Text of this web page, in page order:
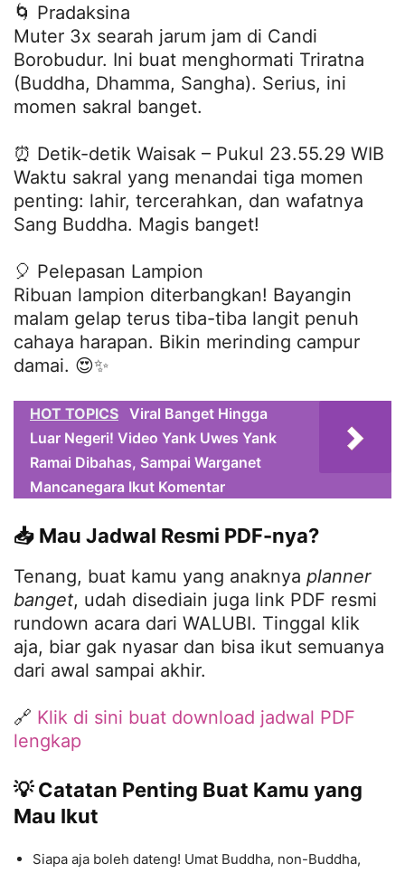
🌀 Pradaksina
Muter 3x searah jarum jam di Candi
Borobudur. Ini buat menghormati Triratna
(Buddha, Dhamma, Sangha). Serius, ini
momen sakral banget.
⏰ Detik-detik Waisak – Pukul 23.55.29 WIB
Waktu sakral yang menandai tiga momen
penting: lahir, tercerahkan, dan wafatnya
Sang Buddha. Magis banget!
🎈 Pelepasan Lampion
Ribuan lampion diterbangkan! Bayangin
malam gelap terus tiba-tiba langit penuh
cahaya harapan. Bikin merinding campur
damai. 😍✨
HOT TOPICS Viral Banget Hingga
Luar Negeri! Video Yank Uwes Yank
Ramai Dibahas, Sampai Warganet
Mancanegara Ikut Komentar
📥 Mau Jadwal Resmi PDF-nya?
Tenang, buat kamu yang anaknya planner
banget, udah disediain juga link PDF resmi
rundown acara dari WALUBI. Tinggal klik
aja, biar gak nyasar dan bisa ikut semuanya
dari awal sampai akhir.
🔗 Klik di sini buat download jadwal PDF
lengkap
💡 Catatan Penting Buat Kamu yang
Mau Ikut
Siapa aja boleh dateng! Umat Buddha, non-Buddha,